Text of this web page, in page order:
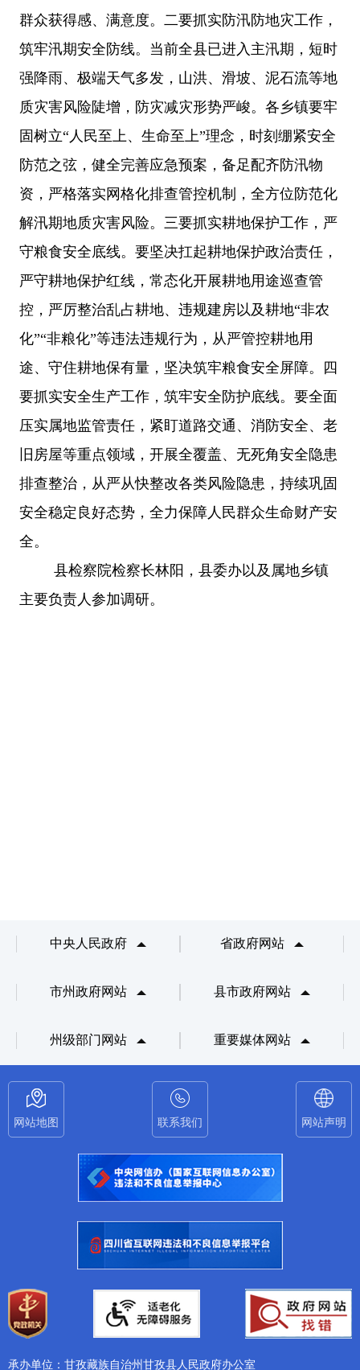
群众获得感、满意度。二要抓实防汛防地灾工作，
筑牢汛期安全防线。当前全县已进入主汛期，短时
强降雨、极端天气多发，山洪、滑坡、泥石流等地
质灾害风险陡增，防灾减灾形势严峻。各乡镇要牢
固树立“人民至上、生命至上”理念，时刻绷紧安全
防范之弦，健全完善应急预案，备足配齐防汛物
资，严格落实网格化排查管控机制，全方位防范化
解汛期地质灾害风险。三要抓实耕地保护工作，严
守粮食安全底线。要坚决扛起耕地保护政治责任，
严守耕地保护红线，常态化开展耕地用途巡查管
控，严厉整治乱占耕地、违规建房以及耕地“非农
化”“非粮化”等违法违规行为，从严管控耕地用
途、守住耕地保有量，坚决筑牢粮食安全屏障。四
要抓实安全生产工作，筑牢安全防护底线。要全面
压实属地监管责任，紧盯道路交通、消防安全、老
旧房屋等重点领域，开展全覆盖、无死角安全隐患
排查整治，从严从快整改各类风险隐患，持续巩固
安全稳定良好态势，全力保障人民群众生命财产安
全。
县检察院检察长林阳，县委办以及属地乡镇
主要负责人参加调研。
中央人民政府 省政府网站
市州政府网站 县市政府网站
州级部门网站 重要媒体网站
网站地图 联系我们 网站声明
承办单位：甘孜藏族自治州甘孜县人民政府办公室